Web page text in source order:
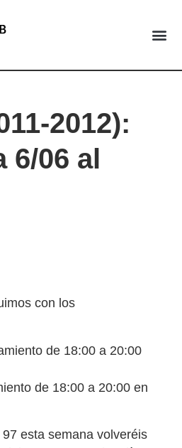
2012):
6/06 al
con los
de 18:00 a 20:00
de 18:00 a 20:00 en
esta semana volveréis